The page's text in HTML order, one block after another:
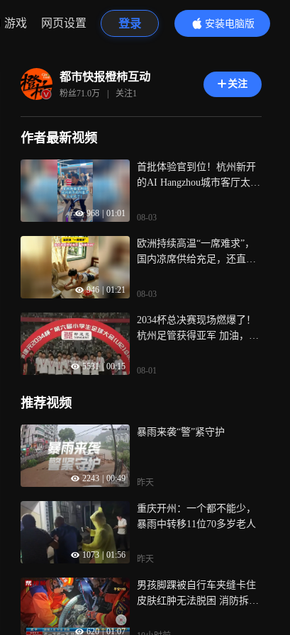
游戏 网页设置 登录
安装电脑版
内容更精彩
都市快报橙柿互动
粉丝71.0万 | 关注1
关注
作者最新视频
968 01:01
首批体验官到位！杭州新开
的AI Hangzhou城市客厅太会
预约哦~
08-03
946 01:21
欧洲持续高温“一席难求”，
国内凉席供给充足，还直接
席，款式多到随便挑
08-03
5531 00:15
2034杯总决赛现场燃爆了！
杭州足管获得亚军 加油，中
08-01
推荐视频
2243 00:49
暴雨来袭“警”紧守护
昨天
1073 | 01:56
重庆开州：一个都不能少，
暴雨中转移11位70多岁老人
昨天
620 | 01:07
男孩脚踝被自行车夹缝卡住
皮肤红肿无法脱困 消防拆卸